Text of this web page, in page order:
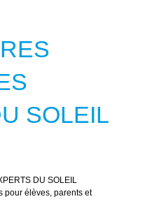
SOLEIL
DU SOLEIL
pour élèves, parents et